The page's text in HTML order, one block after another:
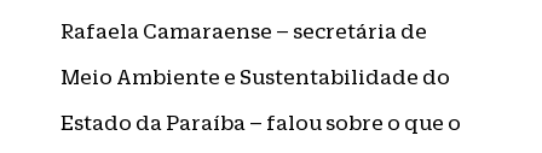
Rafaela Camaraense – secretária de
Meio Ambiente e Sustentabilidade do
Estado da Paraíba – falou sobre o que o